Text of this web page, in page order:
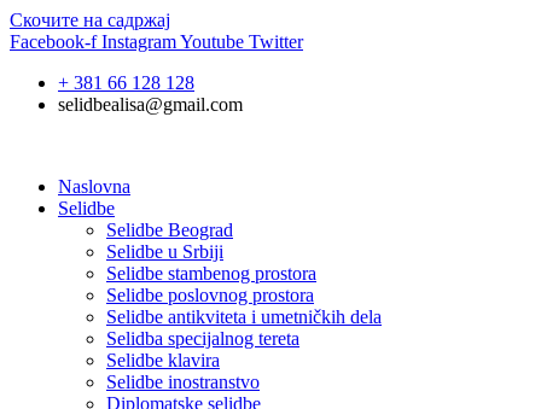
Скочите на садржај
Facebook-f InstagramYoutube Twitter
+ 381 66 128 128
selidbealisa@gmail.com
Naslovna
Selidbe
Selidbe Beograd
Selidbe u Srbiji
Selidbe stambenog prostora
Selidbe poslovnog prostora
Selidbe antikviteta i umetničkih dela
Selidba specijalnog tereta
Selidbe klavira
Selidbe inostranstvo
Diplomatske selidbe